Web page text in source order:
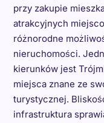
przy zakupie
atrakcyjnych
różnorodne
nieruchomości.
kierunków jest
miejsca znane ze
turystycznej.
infrastruktura